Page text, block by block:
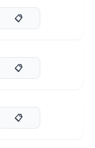
📋
📋
📋